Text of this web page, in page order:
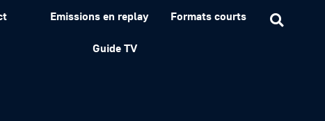
Emissions en replay Formats courts
Guide TV